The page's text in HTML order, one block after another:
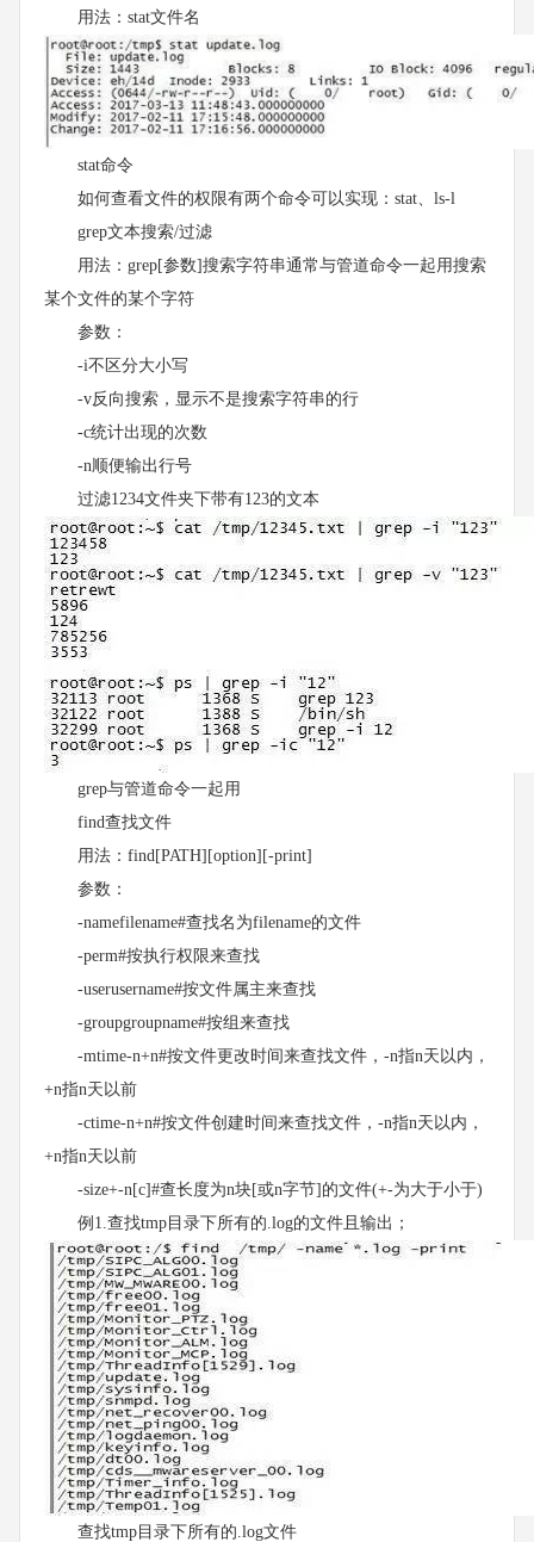
用法：stat文件名
stat命令
如何查看文件的权限有两个命令可以实现：stat、ls-l
grep文本搜索/过滤
用法：grep[参数]搜索字符串通常与管道命令一起用搜索
某个文件的某个字符
参数：
-i不区分大小写
-v反向搜索，显示不是搜索字符串的行
-c统计出现的次数
-n顺便输出行号
过滤1234文件夹下带有123的文本
grep与管道命令一起用
find查找文件
用法：find[PATH][option][-print]
参数：
-namefilename#查找名为filename的文件
-perm#按执行权限来查找
-userusername#按文件属主来查找
-groupgroupname#按组来查找
-mtime-n+n#按文件更改时间来查找文件，-n指n天以内，
+n指n天以前
-ctime-n+n#按文件创建时间来查找文件，-n指n天以内，
+n指n天以前
-size+-n[c]#查长度为n块[或n字节]的文件(+-为大于小于)
例1.查找tmp目录下所有的.log的文件且输出；
查找tmp目录下所有的.log文件